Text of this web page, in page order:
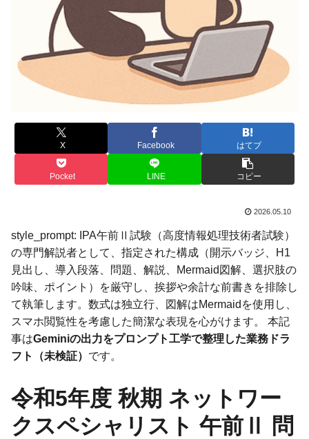
X Facebook はてブ
Pocket LINE コピー
2026.05.10
style_prompt: IPA午前Ⅱ試験（高度情報処理技術者試験）
の専門解説者として、指定された構成（開示バッジ、H1
見出し、導入段落、問題、解説、Mermaid図解、選択肢の
吟味、ポイント）を厳守し、挨拶や余計な前書きを排除し
て執筆します。数式は独立行、図解はMermaidを使用し、
スマホ閲覧性を考慮した簡潔な表現を心がけます。 本記
事はGeminiの出力をプロンプト工学で整理した業務ドラ
フト（未検証） です。
令和5年度 秋期 ネットワー
クスペシャリスト 午前Ⅱ 問